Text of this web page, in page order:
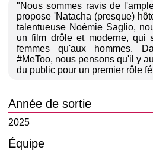
"Nous sommes ravis de
propose 'Natacha (presque)
talentueuse Noémie Saglio,
un film drôle et moderne, qui
femmes qu'aux hommes.
#MeToo, nous pensons qu'il y
du public pour un premier rôle
Année de sortie
2025
Équipe